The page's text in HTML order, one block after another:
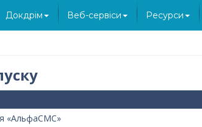
Докдрім Веб-сервіси Ресурси
«АльфаСМС»